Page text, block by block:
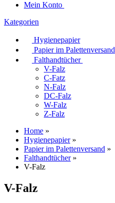
Mein Konto
Kategorien
Hygienepapier
Papier im Palettenversand
Falthandtücher
V-Falz
C-Fatz
N-Falz
DC-Falz
W-Falz
Z-Falz
Home »
Hygienepapier »
Papier im Palettenversand »
Falthandtücher »
V-Falz
V-Falz